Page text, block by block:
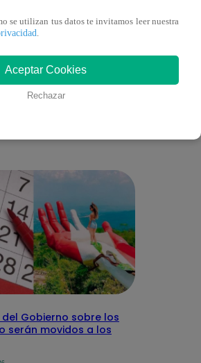
te puede
Gobierno sobre los
serán movidos a los
se utilizan tus datos te invitamos leer nuestra
Aceptar Cookies
Rechazar